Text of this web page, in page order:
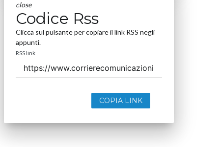
close
Codice Rss
Clicca sul pulsante per copiare il link RSS negli
appunti.
RSS link
COPIA LINK